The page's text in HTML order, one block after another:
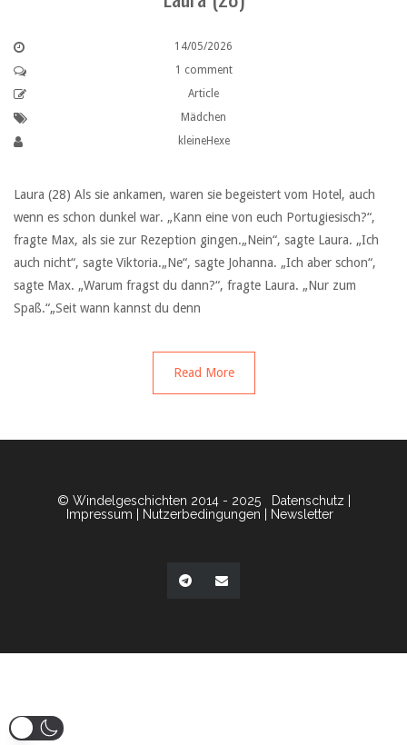
14/05/2026
1 comment
Article
Mädchen
kleineHexe
Laura (28) Als sie ankamen, waren sie begeistert vom Hotel, auch
wenn es schon dunkel war. „Kann eine von euch Portugiesisch?“,
fragte Max, als sie zur Rezeption gingen.„Nein“, sagte Laura. „Ich
auch nicht“, sagte Viktoria.„Ne“, sagte Johanna. „Ich aber schon“,
sagte Max. „Warum fragst du dann?“, fragte Laura. „Nur zum
Spaß.“„Seit wann kannst du denn
Read More
© Windelgeschichten 2014 - 2025 Datenschutz
Impressum
Nutzerbedingungen Newsletter